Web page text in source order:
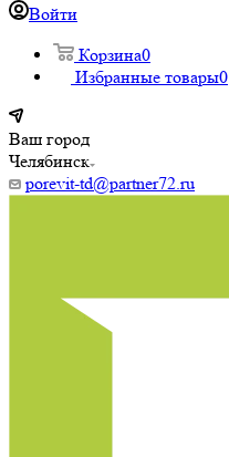
Войти
Корзина0
Избранные товары0
Ваш город
Челябинск
porevit-td@partner72.ru